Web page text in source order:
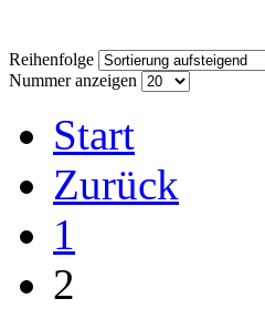
Reihenfolge
Nummer anzeigen
Start
Zurück
1
2